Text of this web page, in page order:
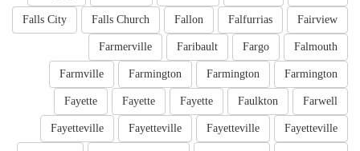
Fairview
Falfurrias
Fallon
Falls Church
Falls City
Falmouth
Fargo
Faribault
Farmerville
Farmington
Farmington
Farmington
Farmville
Farwell
Faulkton
Fayette
Fayette
Fayette
Fayetteville
Fayetteville
Fayetteville
Fayetteville